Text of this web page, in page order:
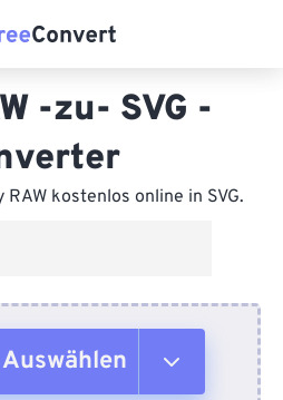
-zu- SVG -
kostenlos online in SVG.